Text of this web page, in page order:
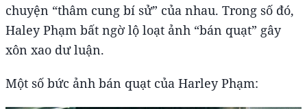
chuyện “thâm cung bí sử” của nhau. Trong số đó,
Haley Phạm bất ngờ lộ loạt ảnh “bán quạt” gây
xôn xao dư luận.
Một số bức ảnh bán quạt của Harley Phạm: